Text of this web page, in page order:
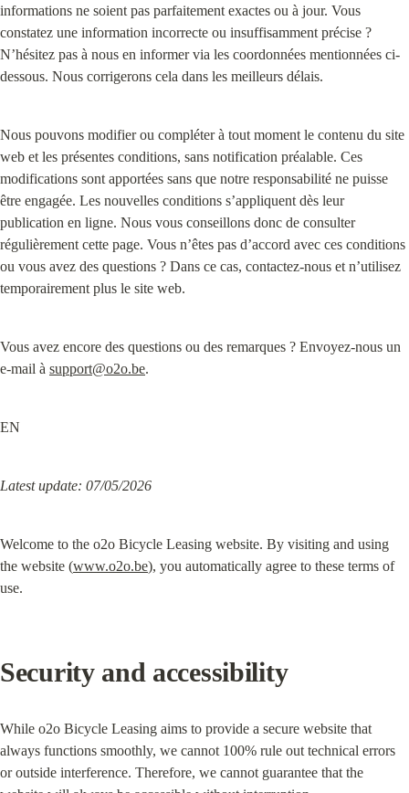
informations ne soient pas parfaitement exactes ou à jour. Vous
constatez une information incorrecte ou insuffisamment précise ?
N’hésitez pas à nous en informer via les coordonnées mentionnées ci-
dessous. Nous corrigerons cela dans les meilleurs délais.
Nous pouvons modifier ou compléter à tout moment le contenu du site
web et les présentes conditions, sans notification préalable. Ces
modifications sont apportées sans que notre responsabilité ne puisse
être engagée. Les nouvelles conditions s’appliquent dès leur
publication en ligne. Nous vous conseillons donc de consulter
régulièrement cette page. Vous n’êtes pas d’accord avec ces conditions
ou vous avez des questions ? Dans ce cas, contactez-nous et n’utilisez
temporairement plus le site web.
Vous avez encore des questions ou des remarques ? Envoyez-nous un
e-mail à support@o2o.be.
EN
Latest update: 07/05/2026
Welcome to the o2o Bicycle Leasing website. By visiting and using
the website (www.o2o.be), you automatically agree to these terms of
use.
Security and accessibility
While o2o Bicycle Leasing aims to provide a secure website that
always functions smoothly, we cannot 100% rule out technical errors
or outside interference. Therefore, we cannot guarantee that the